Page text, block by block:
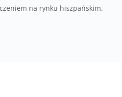
na rynku hiszpańskim.